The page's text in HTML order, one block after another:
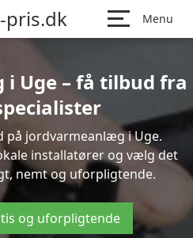
pris.dk Menu
Uge – få tilbud fra
på jordvarmeanlæg i Uge.
installatører og vælg det
nemt og uforpligtende.
og uforpligtende